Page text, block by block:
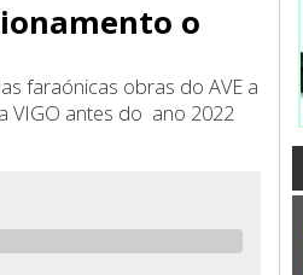
o
faraónicas obras do AVE a
VIGO antes do ano 2022